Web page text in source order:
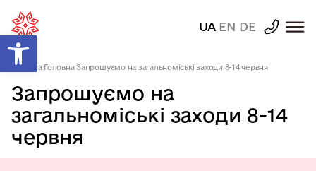
Відкрити Панель інструментів
UA EN DE
Головна| Головна|Запрошуємо на загальноміські заходи 8-14 червня
Запрошуємо на
загальноміські заходи 8-14
червня